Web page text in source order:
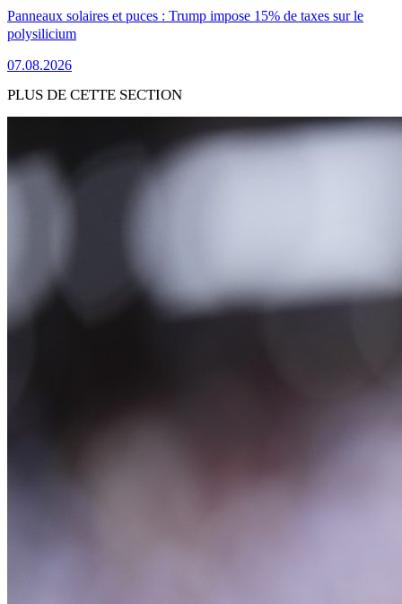
Panneaux solaires et puces : Trump impose 15% de taxes sur le
polysilicium
07.08.2026
PLUS DE CETTE SECTION